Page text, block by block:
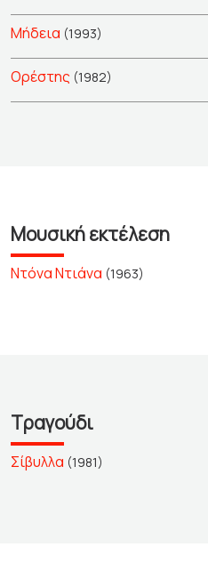
Μήδεια (1993)
Ορέστης (1982)
Μουσική εκτέλεση
Ντόνα Ντιάνα (1963)
Τραγούδι
Σίβυλλα (1981)